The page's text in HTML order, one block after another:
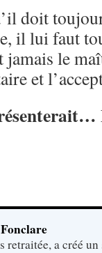
doit
il lui faut
jamais le
et
retraitée, a créé